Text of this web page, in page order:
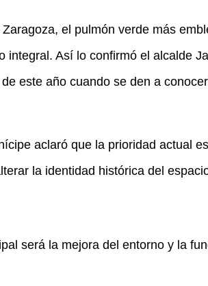
el pulmón verde más
integral. Así lo confirmó el alcalde
este año cuando se den a
aclaró que la prioridad actual
la identidad histórica del
será la mejora del entorno y la